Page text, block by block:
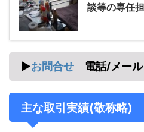
談等の専任
▶お問合せ 電話/メール
主な取引実績(敬称略)